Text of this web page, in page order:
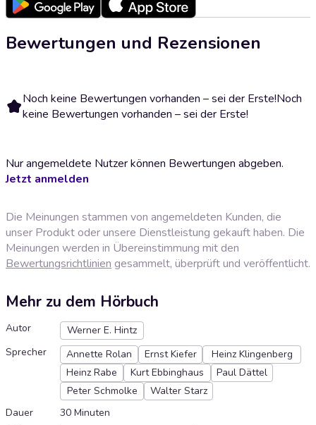
Bewertungen und Rezensionen
Noch keine Bewertungen vorhanden – sei der Erste!Noch
keine Bewertungen vorhanden – sei der Erste!
Nur angemeldete Nutzer können Bewertungen abgeben.
Jetzt anmelden
Die Meinungen stammen von angemeldeten Kunden, die
unser Produkt oder unsere Dienstleistung gekauft haben. Die
Meinungen werden in Übereinstimmung mit den
Bewertungsrichtlinien gesammelt, überprüft und veröffentlicht.
Mehr zu dem Hörbuch
Autor
Werner E. Hintz
Sprecher
Annette Rolan Ernst Kiefer
Heinz Klingenberg
Heinz Rabe
Kurt Ebbinghaus
Paul Dättel
Peter Schmolke
Walter Starz
Dauer
30 Minuten